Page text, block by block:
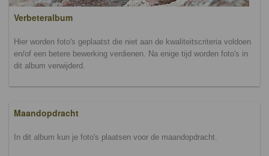
Verbeteralbum
Hier worden foto's geplaatst die niet aan de kwaliteitscriteria voldoen
en/of een betere bewerking verdienen. Na enige tijd worden foto's in
dit album verwijderd.
Maandopdracht
In dit album kun je foto's plaatsen voor de maandopdracht.